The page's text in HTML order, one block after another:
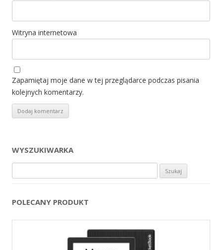
Witryna internetowa
Zapamiętaj moje dane w tej przeglądarce podczas pisania
kolejnych komentarzy.
WYSZUKIWARKA
POLECANY PRODUKT